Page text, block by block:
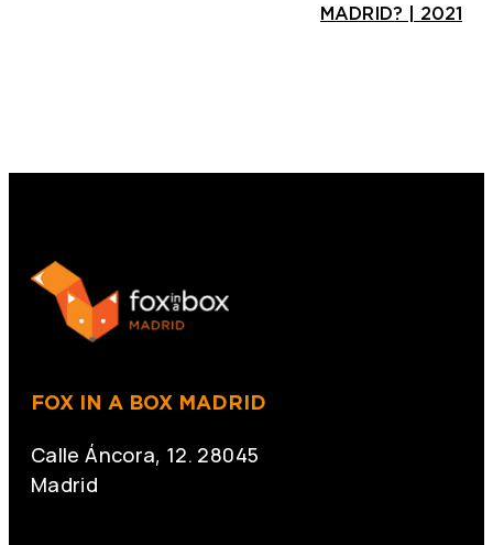
MADRID? | 2021
FOX IN A BOX MADRID
Calle Áncora, 12. 28045
Madrid